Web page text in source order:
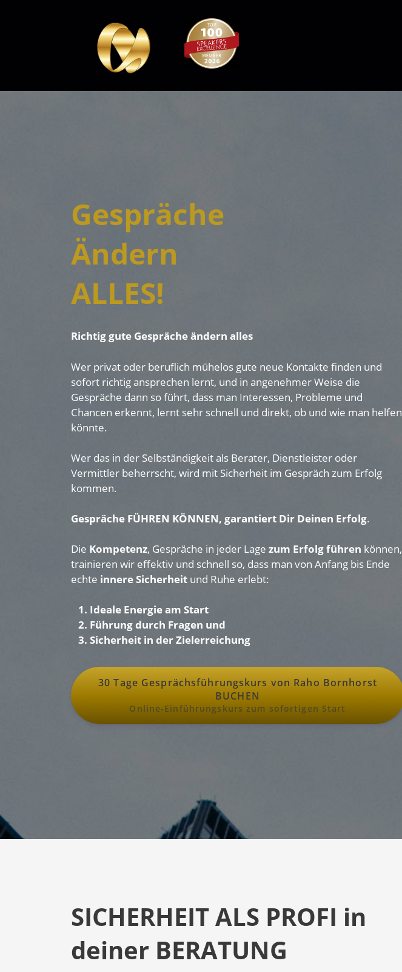
Gespräche
Ändern
ALLES!
Richtig gute Gespräche ändern alles
Wer privat oder beruflich mühelos gute neue Kontakte finden und
sofort richtig ansprechen lernt, und in angenehmer Weise die
Gespräche dann so führt, dass man Interessen, Probleme und
Chancen erkennt, lernt sehr schnell und direkt, ob und wie man helfen
könnte.
Wer das in der Selbständigkeit als Berater, Dienstleister oder
Vermittler beherrscht, wird mit Sicherheit im Gespräch zum Erfolg
kommen.
Gespräche FÜHREN KÖNNEN, garantiert Dir Deinen Erfolg.
Die Kompetenz, Gespräche in jeder Lage zum Erfolg führen können,
trainieren wir effektiv und schnell so, dass man von Anfang bis Ende
echte innere Sicherheit und Ruhe erlebt:
1. Ideale Energie am Start
2. Führung durch Fragen und
3. Sicherheit in der Zielerreichung
30 Tage Gesprächsführungskurs von Raho Bornhorst
BUCHEN
Online-Einführungskurs zum sofortigen Start
SICHERHEIT ALS PROFI in
deiner BERATUNG